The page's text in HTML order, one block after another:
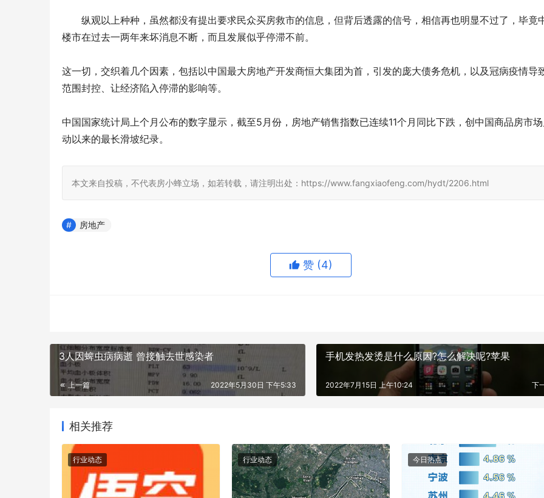
纵观以上种种，虽然都没有提出要求民众买房救市的信息，但背后透露的信号，相信再也明显不过了，毕竟
楼市在过去一两年来坏消息不断，而且发展似乎停滞不前。
这一切，交织着几个因素，包括以中国最大房地产开发商恒大集团为首，引发的庞大债务危机，以及冠病疫情导
范围封控、让经济陷入停滞的影响等。
中国国家统计局上个月公布的数字显示，截至5月份，房地产销售指数已连续11个月同比下跌，创中国商品房市
动以来的最长滑坡纪录。
本文来自投稿，不代表房小蜂立场，如若转载，请注明出处：https://www.fangxiaofeng.com/hydt/2206.html
房地产
赞 (4)
3人因蜱虫病病逝 曾接触去世感染者
上一篇 2022年5月30日 下午5:33
手机发热发烫是什么原因?怎么解决呢?苹果
下
2022年7月15日 上午10:24
相关推荐
行业动态 行业动态 今日热点